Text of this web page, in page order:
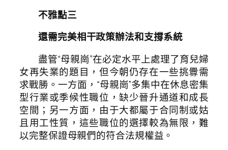
不雅點三
還需完美相干政策辦法和支撐系統
盡管“母親崗”在必定水平上處理了育兒婦
女再失業的題目，但今朝仍存在一些挑釁需
求戰勝。一方面，“母親崗”多集中在休息密集
型行業或季候性職位，缺少晉升通道和成長
空間；另一方面，由于大都屬于合同制或姑
且用工性質，這些職位的選擇較為無限，難
以完整保證母親們的符合法規權益。